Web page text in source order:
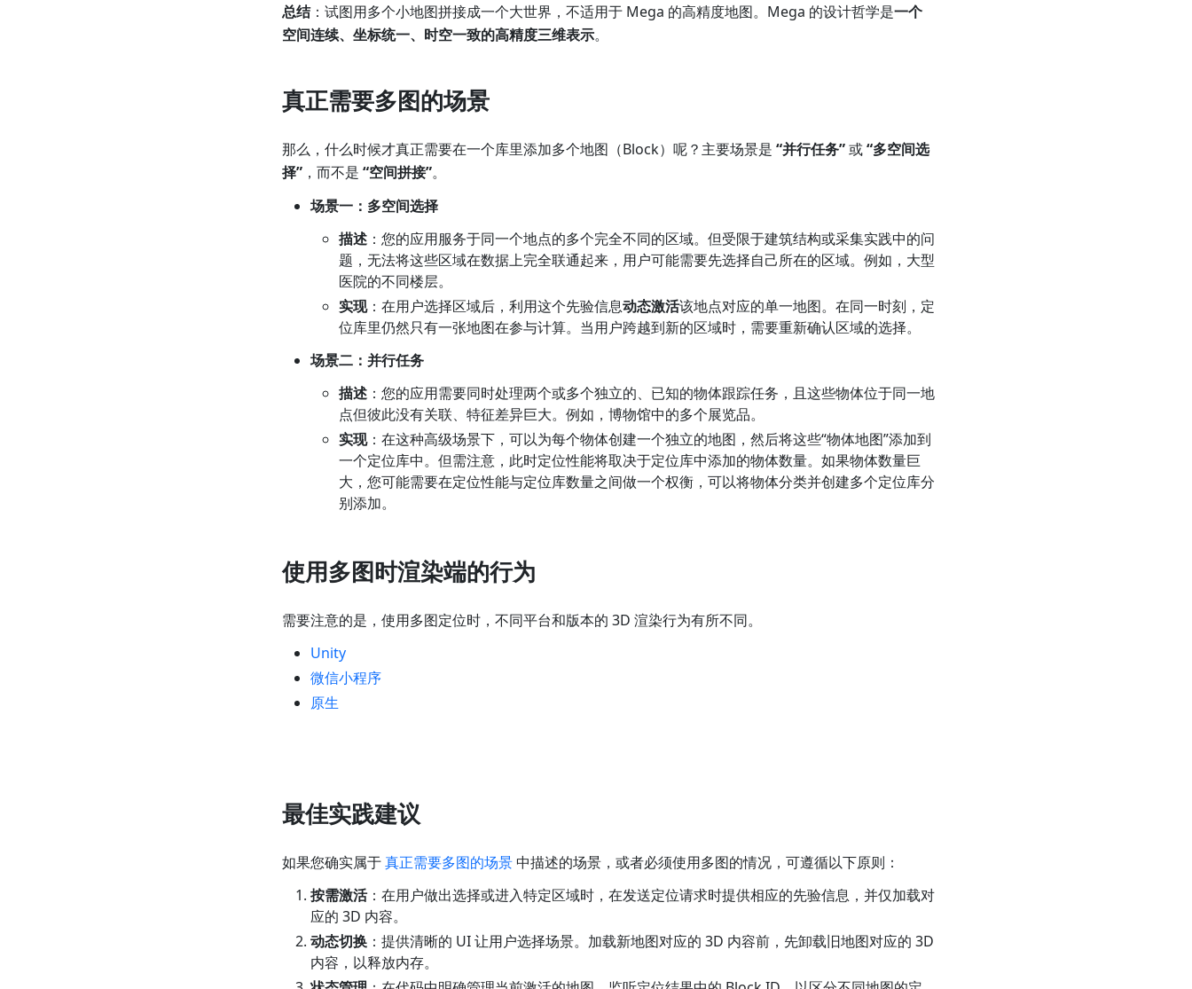
总结：试图用多个小地图拼接成一个大世界，不适用于 Mega 的高精度地图。Mega 的设计哲学是一个
空间连续、坐标统一、时空一致的高精度三维表示。
真正需要多图的场景
那么，什么时候才真正需要在一个库里添加多个地图（Block）呢？主要场景是 “并行任务”或“多空间选
择”，而不是 “空间拼接”。
场景一：多空间选择
描述：您的应用服务于同一个地点的多个完全不同的区域。但受限于建筑结构或采集实践中的问
题，无法将这些区域在数据上完全联通起来，用户可能需要先选择自己所在的区域。例如，大型
医院的不同楼层。
实现：在用户选择区域后，利用这个先验信息动态激活该地点对应的单一地图。在同一时刻，定
位库里仍然只有一张地图在参与计算。当用户跨越到新的区域时，需要重新确认区域的选择。
场景二：并行任务
描述：您的应用需要同时处理两个或多个独立的、已知的物体跟踪任务，且这些物体位于同一地
点但彼此没有关联、特征差异巨大。例如，博物馆中的多个展览品。
实现：在这种高级场景下，可以为每个物体创建一个独立的地图，然后将这些“物体地图”添加到
一个定位库中。但需注意，此时定位性能将取决于定位库中添加的物体数量。如果物体数量巨
大，您可能需要在定位性能与定位库数量之间做一个权衡，可以将物体分类并创建多个定位库分
别添加。
使用多图时渲染端的行为
需要注意的是，使用多图定位时，不同平台和版本的 3D 渲染行为有所不同。
Unity
微信小程序
原生
最佳实践建议
如果您确实属于真正需要多图的场景中描述的场景，或者必须使用多图的情况，可遵循以下原则：
按需激活：在用户做出选择或进入特定区域时，在发送定位请求时提供相应的先验信息，并仅加载对
应的 3D 内容。
动态切换：提供清晰的 UI 让用户选择场景。加载新地图对应的 3D 内容前，先卸载旧地图对应的 3D
内容，以释放内存。